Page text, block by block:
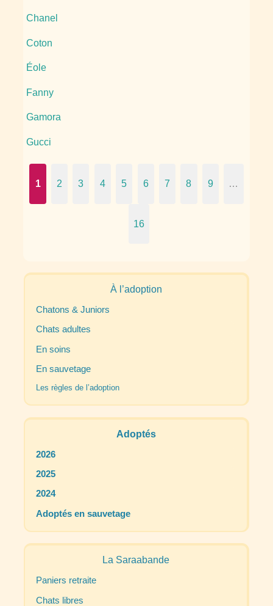
Chanel
Coton
Éole
Fanny
Gamora
Gucci
1 2 3 4 5 6 7 8 9 …
16
À l’adoption
Chatons & Juniors
Chats adultes
En soins
En sauvetage
Les règles de l’adoption
Adoptés
2026
2025
2024
Adoptés en sauvetage
La Saraabande
Paniers retraite
Chats libres